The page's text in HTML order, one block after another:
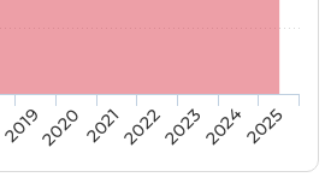
2019202020212022202320242025